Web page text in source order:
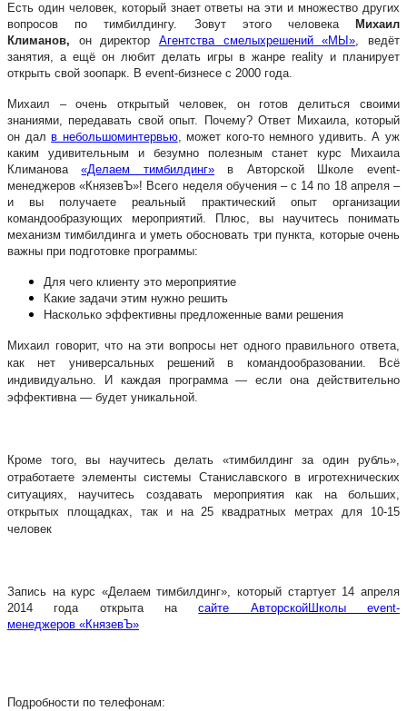
Есть один человек, который знает ответы на эти и множество других
вопросов по тимбилдингу. Зовут этого человека
Михаил
Климанов, он директор Агентства смелыхрешений «МЫ», ведёт
занятия, а ещё он любит делать игры в жанре reality и планирует
открыть свой зоопарк. В event-бизнесе с 2000 года.
Михаил – очень открытый человек, он готов делиться своими
знаниями, передавать свой опыт. Почему? Ответ Михаила, который
он далв небольшоминтервью, может кого-то немного удивить. А уж
каким удивительным и безумно полезным станет курс Михаила
Климанова«Делаем тимбилдинг» в Авторской Школе event-
менеджеров «КнязевЪ»! Всего неделя обучения – с 14 по 18 апреля –
и вы получаете реальный практический опыт организации
командообразующих мероприятий. Плюс, вы научитесь понимать
механизм тимбилдинга и уметь обосновать три пункта, которые очень
важны при подготовке программы:
Для чего клиенту это мероприятие
Какие задачи этим нужно решить
Насколько эффективны предложенные вами решения
Михаил говорит, что на эти вопросы нет одного правильного ответа,
как нет универсальных решений в командообразовании. Всё
индивидуально. И каждая программа — если она действительно
эффективна — будет уникальной.
Кроме того, вы научитесь делать «тимбилдинг за один рубль»,
отработаете элементы системы Станиславского в игротехнических
ситуациях, научитесь создавать мероприятия как на больших,
открытых площадках, так и на 25 квадратных метрах для 10-15
человек
Запись на курс «Делаем тимбилдинг», который стартует 14 апреля
2014 года открыта насайте АвторскойШколы event-
менеджеров «КнязевЪ»
Подробности по телефонам: